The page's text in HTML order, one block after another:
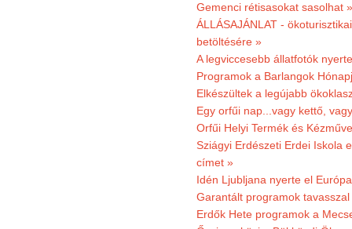
Gemenci rétisasokat sasolhat »
ÁLLÁSAJÁNLAT -
betöltésére »
A legviccesebb állatfotók
Programok a Barlangok
Elkészültek a legújabb
Egy orfűi nap...vagy kettő,
Orfűi Helyi Termék és
Sziágyi Erdészeti Erdei Iskola
címet »
Idén Ljubljana nyerte el
Garantált programok tavasszal
Erdők Hete programok a